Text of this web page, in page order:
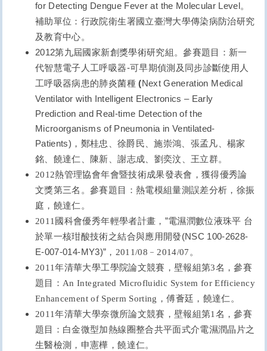
for Detecting Dengue Fever at the Molecular Level。
補助單位：行政院衛生署國立臺灣大學傳染病防治研究
及教育中心。
2012第九屆國家新創獎學術研究組。參賽題目：新一
代智慧電子人工呼吸器-可早期偵測及同步診斷使用人
工呼吸器病患的肺炎菌種(Next Generation Medical
Ventilator with Intelligent Electronics – Early
Prediction and Real-time Detection of the
Microorganisms of Pneumonia in Ventilated-
Patients) ，鄭桂忠、徐爵民、施崇鴻、張孟凡、楊家
銘、 饒達仁、陳新、謝志成、劉奕汶、王立群。
2012熱管理協會年會暨技術成果發表會，獲得優秀論
文獎第三名。參賽題目： 熱電模組量測誤差分析，徐振
庭，饒達仁。
2011國科會優秀年輕學者計畫， ”電濕潤數位液珠平 台
於單一核玵酸技術之結合與應用開發(NSC 100-2628-
E-007-014-MY3)” ，2011/08﹣2014/07。
2011年清華大學工學院論文競賽，壁報組第3名，參賽
題目：An Integrated Microfluidic System for Efficiency
Enhancement of Sperm Sorting ，傅薈廷，饒達仁。
2011年清華大學奈微所論文競賽，壁報組第1名，參賽
題目： 白金微型加熱線圈整合共平面式介電濕潤晶片之
生醫檢測，申憲樺，饒達仁。